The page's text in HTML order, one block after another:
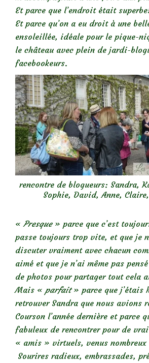
Et parce que l’endroit était
Et parce qu’on a eu droit à une
ensoleillée, idéale pour le pique-
le château avec plein de jardi-
facebookeurs.
rencontre de blogueurs: Sandra,
Sophie, David, Anne,
« Presque» parce que c’est
passe toujours trop vite, et que je
discuter vraiment avec chacun
aimé et que je n’ai même pas
de photos pour partager tout cela
Mais « parfait» parce que j’étais
retrouver Sandra que nous avions
Courson l’année dernière et parce
fabuleux de rencontrer pour de vrai
« amis » virtuels, venus nombreux
Sourires radieux, embrassades,